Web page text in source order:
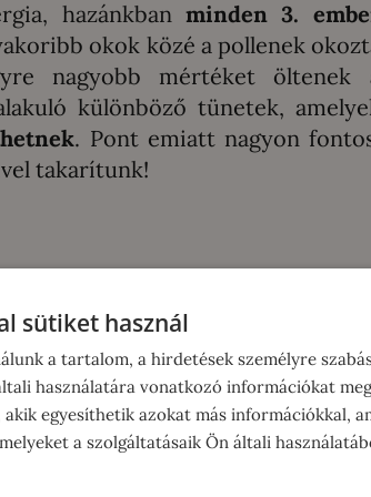
hazánkbanminden 3.
okok közé a pollenek
nagyobb mértéket öltenek
különböző tünetek,
. Pont emiatt nagyon
takarítunk!
is vezethetnek, állapították meg
munkatársai.
jutott, hogy a
probléma,
sütiket használ
a tartalom, a hirdetések személyre
használatára vonatkozó információkat
egyesíthetik azokat más információkkal,
a szolgáltatásaik Ön általi